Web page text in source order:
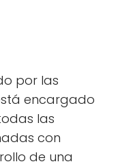
por las
encargado
las
con
de una